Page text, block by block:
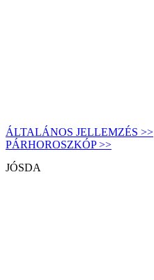
ÁLTALÁNOS JELLEMZÉS >>
PÁRHOROSZKÓP >>
JÓSDA